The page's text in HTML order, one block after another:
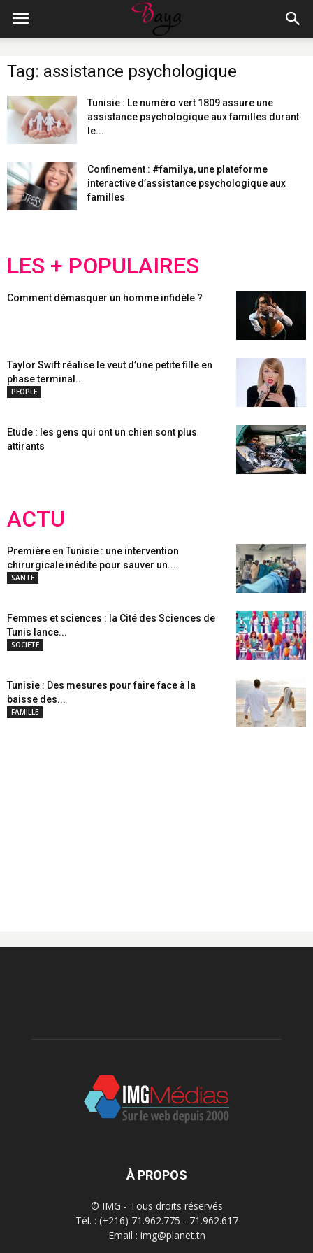
Tag: assistance psychologique
Tunisie : Le numéro vert 1809 assure une
assistance psychologique aux familles durant
le...
Confinement : #familya, une plateforme
interactive d’assistance psychologique aux
familles
LES + POPULAIRES
Comment démasquer un homme infidèle ?
Taylor Swift réalise le veut d’une petite fille en
phase terminal...
PEOPLE
Etude : les gens qui ont un chien sont plus
attirants
ACTU
Première en Tunisie : une intervention
chirurgicale inédite pour sauver un...
SANTE
Femmes et sciences : la Cité des Sciences de
Tunis lance...
SOCIETE
Tunisie : Des mesures pour faire face à la
baisse des...
FAMILLE
À PROPOS
© IMG - Tous droits réservés
Tél. : (+216) 71.962.775 - 71.962.617
Email : img@planet.tn